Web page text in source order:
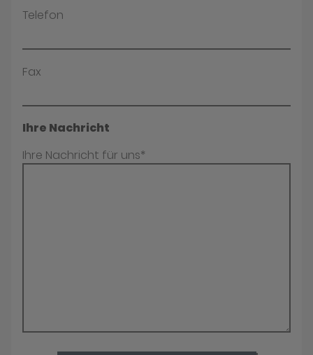
Telefon
Fax
Ihre Nachricht
Ihre Nachricht für uns*